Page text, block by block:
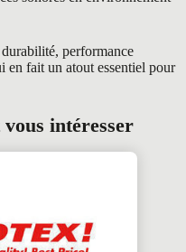
performance
en fait un atout essentiel pour
intéresser